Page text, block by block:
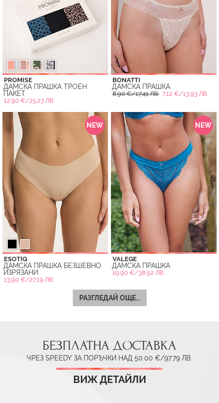
PROMISE
ДАМСКА ПРАШКА ТРОЕН
ПАКЕТ
12.90 €/25.23 ЛВ.
BONATTI
ДАМСКА ПРАШКА
8.90 €/17.41 ЛВ. 7.12 €/13.93 ЛВ.
NEW
ESOTIQ
ДАМСКА ПРАШКА БЕЗШЕВНО
ИЗРЯЗАНИ
13.90 €/27.19 ЛВ.
NEW
VALEGE
ДАМСКА ПРАШКА
19.90 €/38.92 ЛВ.
РАЗГЛЕДАЙ ОЩЕ...
БЕЗПЛАТНА ДОСТАВКА
ЧРЕЗ SPEEDY ЗА ПОРЪЧКИ НАД 50.00 €/97.79 ЛВ.
ВИЖ ДЕТАЙЛИ